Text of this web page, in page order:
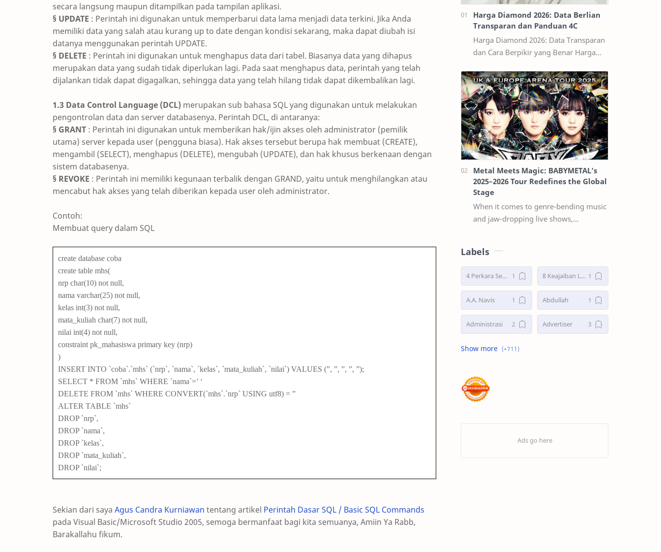
secara langsung maupun ditampilkan pada tampilan aplikasi.
§ UPDATE : Perintah ini digunakan untuk memperbarui data lama menjadi data terkini. Jika Anda
memiliki data yang salah atau kurang up to date dengan kondisi sekarang, maka dapat diubah isi
datanya menggunakan perintah UPDATE.
§ DELETE : Perintah ini digunakan untuk menghapus data dari tabel. Biasanya data yang dihapus
merupakan data yang sudah tidak diperlukan lagi. Pada saat menghapus data, perintah yang telah
dijalankan tidak dapat digagalkan, sehingga data yang telah hilang tidak dapat dikembalikan lagi.
1.3 Data Control Language (DCL) merupakan sub bahasa SQL yang digunakan untuk melakukan
pengontrolan data dan server databasenya. Perintah DCL, di antaranya:
§ GRANT : Perintah ini digunakan untuk memberikan hak/ijin akses oleh administrator (pemilik
utama) server kepada user (pengguna biasa). Hak akses tersebut berupa hak membuat (CREATE),
mengambil (SELECT), menghapus (DELETE), mengubah (UPDATE), dan hak khusus berkenaan dengan
sistem databasenya.
§ REVOKE : Perintah ini memiliki kegunaan terbalik dengan GRAND, yaitu untuk menghilangkan atau
mencabut hak akses yang telah diberikan kepada user oleh administrator.
Contoh:
Membuat query dalam SQL
create database coba
create table mhs(
nrp char(10) not null,
nama varchar(25) not null,
kelas int(3) not null,
mata_kuliah char(7) not null,
nilai int(4) not null,
constraint pk_mahasiswa primary key (nrp)
)
INSERT INTO `coba`.`mhs` (`nrp`, `nama`, `kelas`, `mata_kuliah`, `nilai`) VALUES (”, ”, ”, ”, ”);
SELECT * FROM `mhs` WHERE `nama`=’ ‘
DELETE FROM `mhs` WHERE CONVERT(`mhs`.`nrp` USING utf8) = ”
ALTER TABLE `mhs`
DROP `nrp`,
DROP `nama`,
DROP `kelas`,
DROP `mata_kuliah`,
DROP `nilai`;
Sekian dari saya Agus Candra Kurniawan tentang artikel Perintah Dasar SQL / Basic SQL Commands
pada Visual Basic/Microsoft Studio 2005, semoga bermanfaat bagi kita semuanya, Amiin Ya Rabb,
Barakallahu fikum.
Harga Diamond 2026: Data Berlian
Transparan dan Panduan 4C
Harga Diamond 2026: Data Transparan
dan Cara Berpikir yang Benar Harga
harga bahan bangunan per kilogram.
Dua ber…
Metal Meets Magic: BABYMETAL’s
2025–2026 Tour Redefines the Global
Stage
When it comes to genre-bending music
and jaw-dropping live shows,
2025–2026 w…
Labels
4 Perkara Sebelum Tidur 8 Keajaiban Lebah menurut Al-Qur’an part 2
A.A. Navis Abdullah
Administrasi Advertiser
Advertorial
Akhirat
Al-Islam